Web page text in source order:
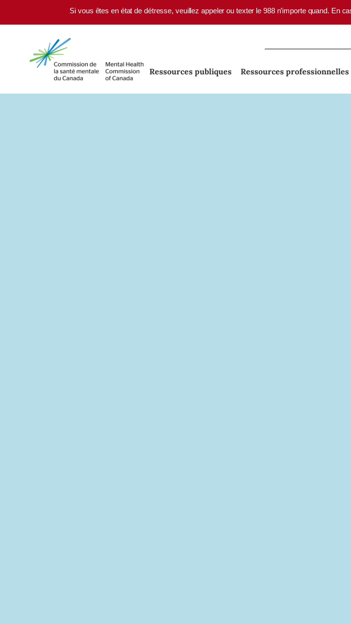
Skip to main contentSi vous êtes en état de détresse, veuillez appeler ou texter le 988 n’importe quand. En
Ressources publiques Ressources professionnelles